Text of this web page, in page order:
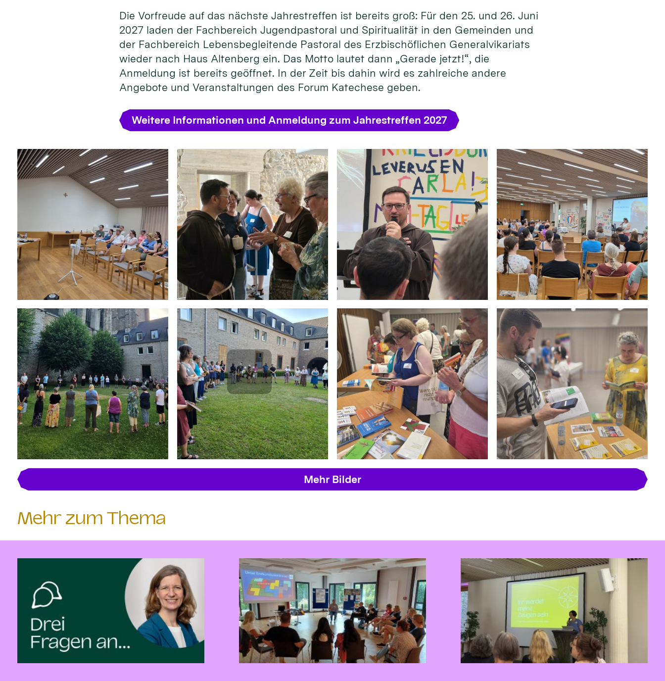
Die Vorfreude auf das nächste Jahrestreffen ist bereits groß: Für den 25. und 26. Juni
2027 laden der Fachbereich Jugendpastoral und Spiritualität in den Gemeinden und
der Fachbereich Lebensbegleitende Pastoral des Erzbischöflichen Generalvikariats
wieder nach Haus Altenberg ein. Das Motto lautet dann „Gerade jetzt!“, die
Anmeldung ist bereits geöffnet. In der Zeit bis dahin wird es zahlreiche andere
Angebote und Veranstaltungen des Forum Katechese geben.
Weitere Informationen und Anmeldung zum Jahrestreffen 2027
Mehr Bilder
Mehr zum Thema